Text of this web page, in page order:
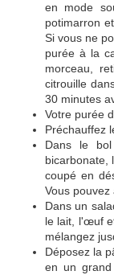
en mode
potimarron
Si vous ne
purée à la
morceau,
citrouille
30 minutes
Votre purée
Préchauffez
Dans le
bicarbonate,
coupé en
Vous pouvez
Dans un
le lait, l'œuf
mélangez
Déposez la
en un